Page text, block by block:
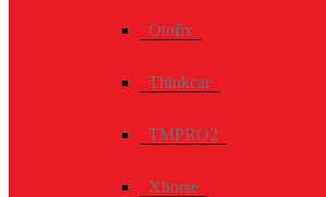
Otofix
Thinkcar
TMPRO2
Xhorse